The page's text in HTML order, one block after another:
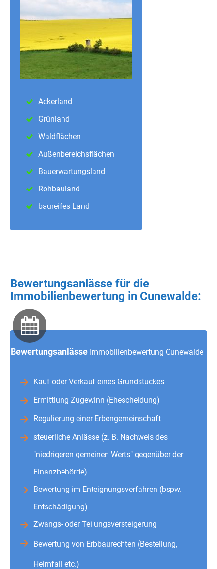
Ackerland
Grünland
Waldflächen
Außenbereichsflächen
Bauerwartungsland
Rohbauland
baureifes Land
Bewertungsanlässe für die
Immobilienbewertung in Cunewalde:
Bewertungsanlässe Immobilienbewertung Cunewalde
Kauf oder Verkauf eines Grundstückes
Ermittlung Zugewinn (Ehescheidung)
Regulierung einer Erbengemeinschaft
steuerliche Anlässe (z. B. Nachweis des
"niedrigeren gemeinen Werts" gegenüber der
Finanzbehörde)
Bewertung im Enteignungsverfahren (bspw.
Entschädigung)
Zwangs- oder Teilungsversteigerung
Bewertung von Erbbaurechten (Bestellung,
Heimfall etc.)